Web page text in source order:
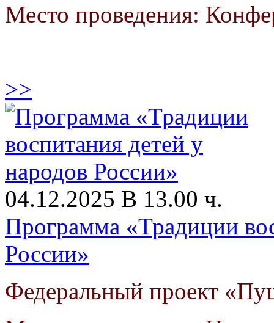
Место проведения:
>>
04.12.2025 В 13.00 ч.
Программа «Традиции
России»
Федеральный проект